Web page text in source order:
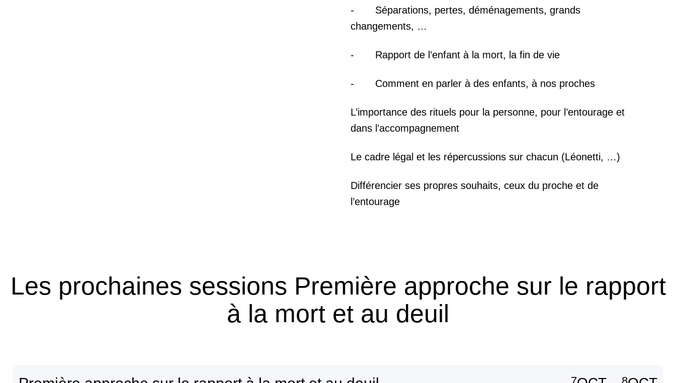
- Séparations, pertes, déménagements, grands
changements, …
- Rapport de l’enfant à la mort, la fin de vie
- Comment en parler à des enfants, à nos proches
L’importance des rituels pour la personne, pour l’entourage et
dans l’accompagnement
Le cadre légal et les répercussions sur chacun (Léonetti, …)
Différencier ses propres souhaits, ceux du proche et de
l’entourage
Les prochaines sessions Première approche sur le rapport
à la mort et au deuil